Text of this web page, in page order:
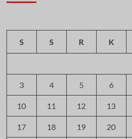
S S R K
3 4 5 6
10 11 12 13
17 18 19 20